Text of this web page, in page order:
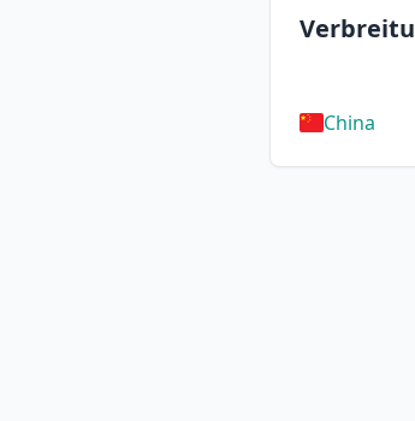
China